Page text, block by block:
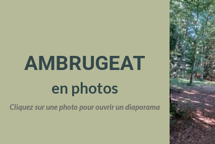
AMBRUGEAT
en photos
Cliquez sur une photo pour ouvrir un diaporama